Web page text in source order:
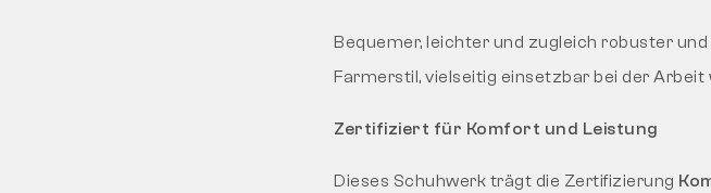
Bequemer, leichter und zugleich robuster
Farmerstil, vielseitig einsetzbar bei der Arbeit
Zertifiziert für Komfort und Leistung
Dieses Schuhwerk trägt die Zertifizierung